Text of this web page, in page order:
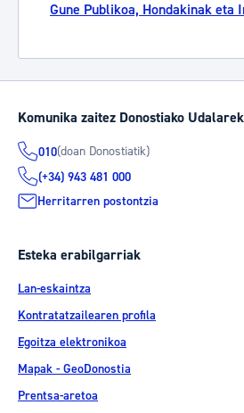
Gune Publikoa, Hondakinak eta
Komunika zaitez Donostiako
010(doan Donostiatik)
(+34) 943 481 000
Herritarren postontzia
Esteka erabilgarriak
Lan-eskaintza
Kontratatzailearen profila
Egoitza elektronikoa
Mapak - GeoDonostia
Prentsa-aretoa